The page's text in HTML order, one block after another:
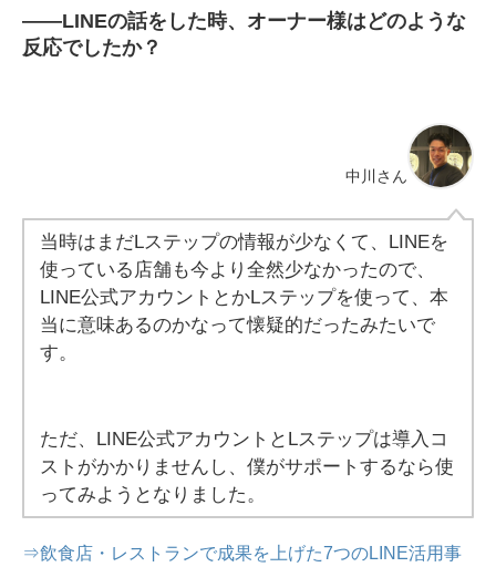
――LINEの話をした時、オーナー様はどのような
反応でしたか？
中川さん
当時はまだLステップの情報が少なくて、LINEを
使っている店舗も今より全然少なかったので、
LINE公式アカウントとかLステップを使って、本
当に意味あるのかなって懐疑的だったみたいで
す。
ただ、LINE公式アカウントとLステップは導入コ
ストがかかりませんし、僕がサポートするなら使
ってみようとなりました。
⇒飲食店・レストランで成果を上げた7つのLINE活用事